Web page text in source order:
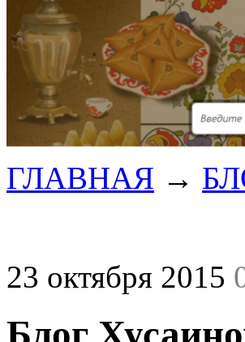
ГЛАВНАЯ →
23 октября 2015